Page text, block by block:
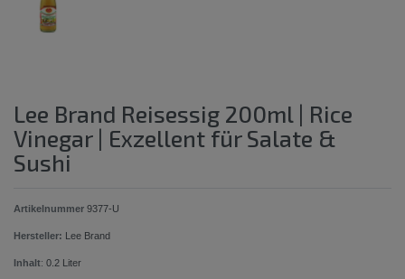
Lee Brand Reisessig 200ml | Rice
Vinegar | Exzellent für Salate &
Sushi
Artikelnummer 9377-U
Hersteller: Lee Brand
Inhalt: 0.2 Liter